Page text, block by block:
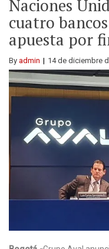
Naciones
cuatro
apuesta por
By admin 14 de diciembre